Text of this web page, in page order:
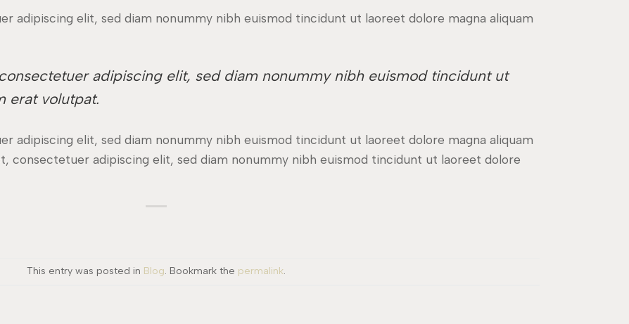
adipiscing elit, sed diam nonummy nibh euismod tincidunt ut laoreet dolore magna aliquam
adipiscing elit, sed diam nonummy nibh euismod tincidunt ut
erat volutpat.
adipiscing elit, sed diam nonummy nibh euismod tincidunt ut laoreet dolore magna aliquam
consectetuer adipiscing elit, sed diam nonummy nibh euismod tincidunt ut laoreet dolore
This entry was posted in Blog. Bookmark the permalink.